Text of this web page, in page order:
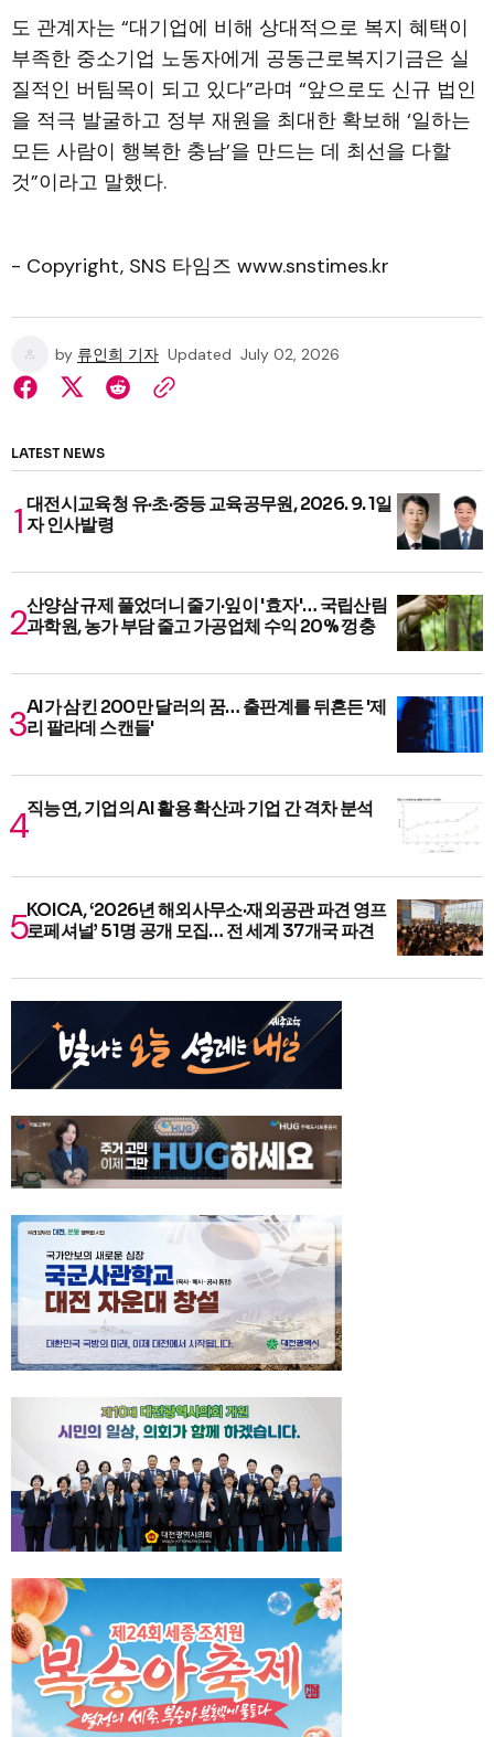
도 관계자는 “대기업에 비해 상대적으로 복지 혜택이
부족한 중소기업 노동자에게 공동근로복지기금은 실
질적인 버팀목이 되고 있다”라며 “앞으로도 신규 법인
을 적극 발굴하고 정부 재원을 최대한 확보해 ‘일하는
모든 사람이 행복한 충남’을 만드는 데 최선을 다할
것”이라고 말했다.
- Copyright, SNS 타임즈 www.snstimes.kr
by 류인희 기자 Updated July 02, 2026
LATEST NEWS
대전시교육청 유·초·중등 교육공무원, 2026. 9. 1일
자 인사발령
산양삼 규제 풀었더니 줄기·잎이 '효자'… 국립산림
과학원, 농가 부담 줄고 가공업체 수익 20% 껑충
AI가 삼킨 200만 달러의 꿈… 출판계를 뒤흔든 '제
리 팔라데 스캔들'
직능연, 기업의 AI 활용 확산과 기업 간 격차 분석
KOICA, ‘2026년 해외사무소·재외공관 파견 영프
로페셔널’ 51명 공개 모집… 전 세계 37개국 파견